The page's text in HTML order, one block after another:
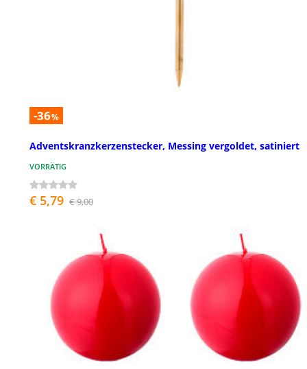
-36%
Adventskranzkerzenstecker, Messing vergoldet, satiniert
VORRÄTIG
€ 5,79 € 9,00